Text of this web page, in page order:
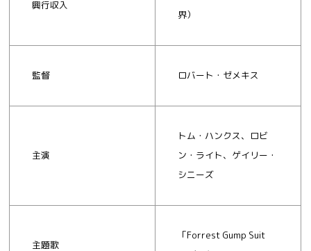
興行収入
界）
監督 ロバート・ゼメキス
主演
トム・ハンクス、ロビ
ン・ライト、ゲイリー・
シニーズ
主題歌
「Forrest Gump Suit